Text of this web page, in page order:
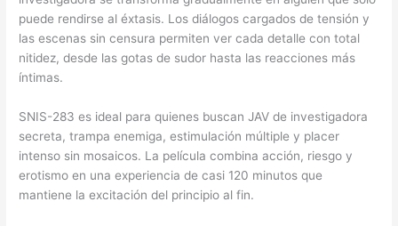
puede rendirse al éxtasis. Los diálogos cargados de tensión y
las escenas sin censura permiten ver cada detalle con total
nitidez, desde las gotas de sudor hasta las reacciones más
íntimas.
SNIS-283 es ideal para quienes buscan JAV de investigadora
secreta, trampa enemiga, estimulación múltiple y placer
intenso sin mosaicos. La película combina acción, riesgo y
erotismo en una experiencia de casi 120 minutos que
mantiene la excitación del principio al fin.